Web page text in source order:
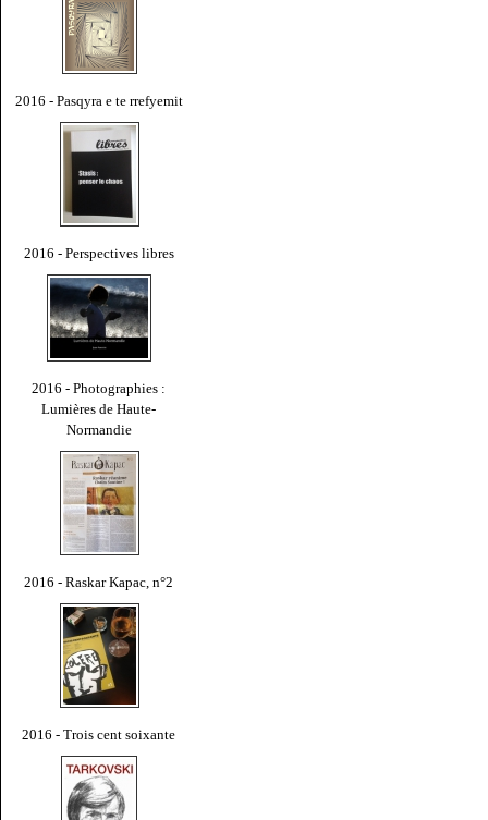
2016 - Pasqyra e te rrefyemit
2016 - Perspectives libres
2016 - Photographies :
Lumières de Haute-
Normandie
2016 - Raskar Kapac, n°2
2016 - Trois cent soixante